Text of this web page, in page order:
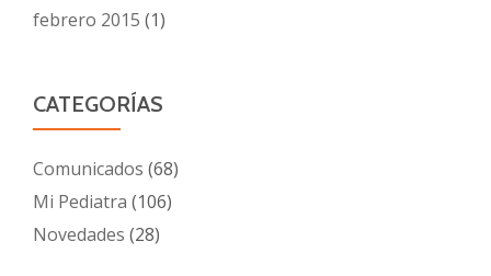
febrero 2015 (1)
CATEGORÍAS
Comunicados (68)
Mi Pediatra (106)
Novedades (28)